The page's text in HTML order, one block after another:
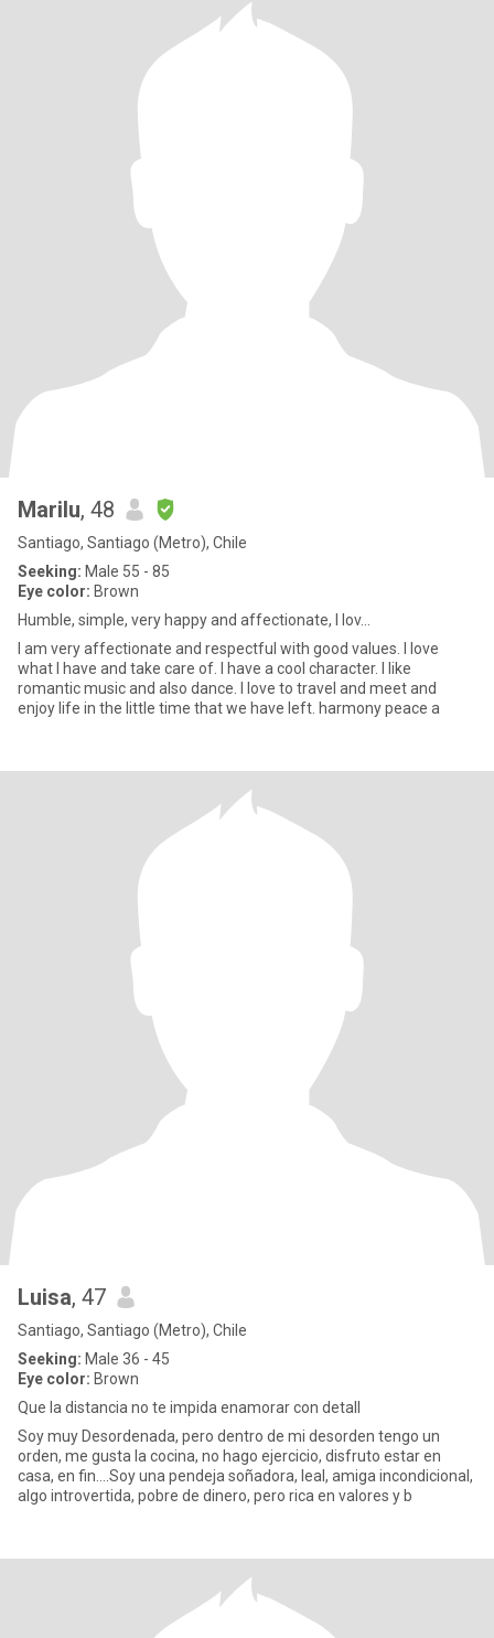
Marilu, 48
Santiago, Santiago (Metro), Chile
Seeking: Male 55 - 85
Eye color: Brown
Humble, simple, very happy and affectionate, I lov...
I am very affectionate and respectful with good values. I love
what I have and take care of. I have a cool character. I like
romantic music and also dance. I love to travel and meet and
enjoy life in the little time that we have left. harmony peace a
Luisa, 47
Santiago, Santiago (Metro), Chile
Seeking: Male 36 - 45
Eye color: Brown
Que la distancia no te impida enamorar con detall
Soy muy Desordenada, pero dentro de mi desorden tengo un
orden, me gusta la cocina, no hago ejercicio, disfruto estar en
casa, en fin....Soy una pendeja soñadora, leal, amiga incondicional,
algo introvertida, pobre de dinero, pero rica en valores y b